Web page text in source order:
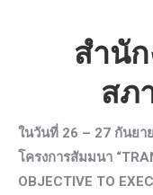
สำนั
สภ
ในวันที่ 26 – 27 กันยา
โครงการสัมมนา
OBJECTIVE TO